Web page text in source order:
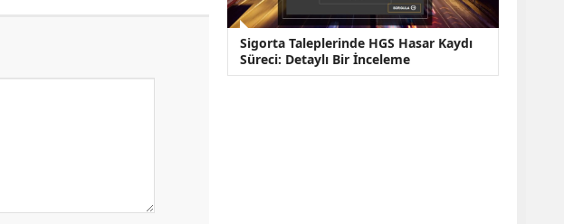
Sigorta Taleplerinde HGS Hasar Kaydı
Süreci: Detaylı Bir İnceleme